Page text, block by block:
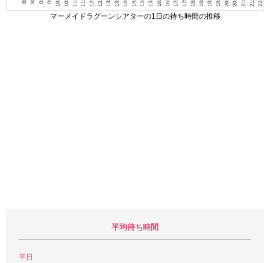
マーメイドラグーンシアターの1日の待ち時間の推移
平均待ち時間
平日